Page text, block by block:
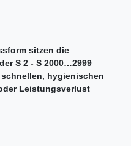
sitzen die
S 2 - S 2000…2999
hygienischen
Leistungsverlust